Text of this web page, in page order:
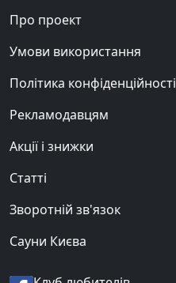
Про проект
Умови використання
Політика конфіденційності
Рекламодавцям
Акції і знижки
Статті
Зворотній зв'язок
Сауни Києва